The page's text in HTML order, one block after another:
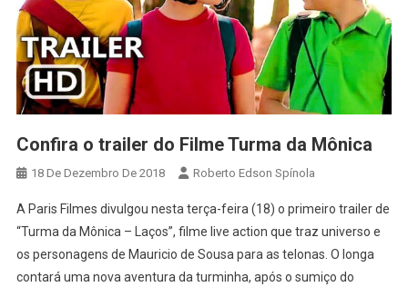
Confira o trailer do Filme Turma da Mônica
18 De Dezembro De 2018 Roberto Edson Spínola
A Paris Filmes divulgou nesta terça-feira (18) o primeiro trailer de
“Turma da Mônica – Laços”, filme live action que traz universo e
os personagens de Mauricio de Sousa para as telonas. O longa
contará uma nova aventura da turminha, após o sumiço do